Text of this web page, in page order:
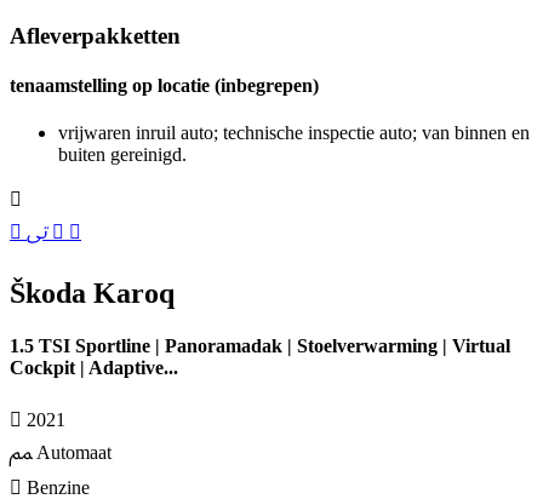
Afleverpakketten
tenaamstelling op locatie (inbegrepen)
vrijwaren inruil auto; technische inspectie auto; van binnen en
buiten gereinigd.
Škoda Karoq
1.5 TSI Sportline | Panoramadak | Stoelverwarming | Virtual
Cockpit | Adaptive...
2021
Automaat
Benzine